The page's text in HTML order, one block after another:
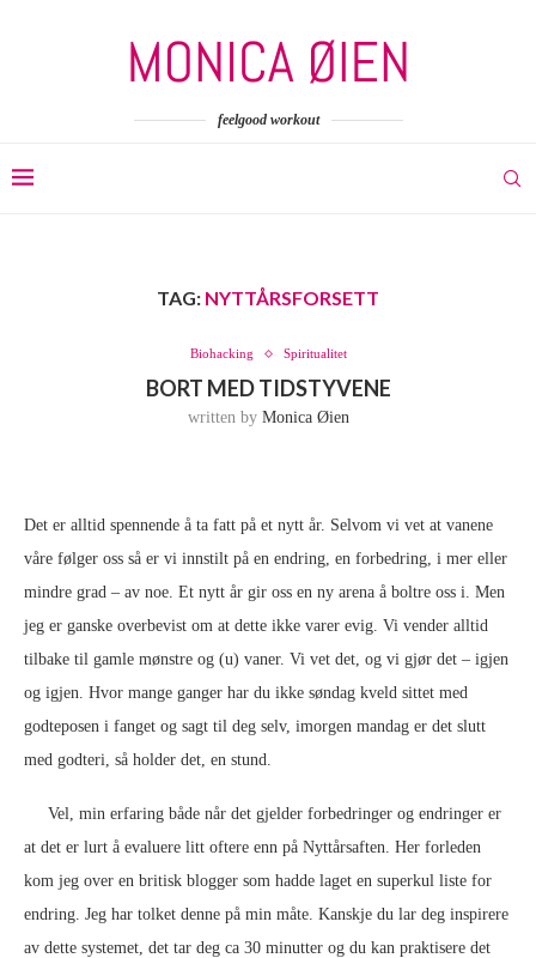
feelgood workout
TAG: NYTTÅRSFORSETT
Biohacking Spiritualitet
BORT MED TIDSTYVENE
written by Monica Øien
Det er alltid spennende å ta fatt på et nytt år. Selvom vi vet at vanene
våre følger oss så er vi innstilt på en endring, en forbedring, i mer eller
mindre grad – av noe. Et nytt år gir oss en ny arena å boltre oss i. Men
jeg er ganske overbevist om at dette ikke varer evig. Vi vender alltid
tilbake til gamle mønstre og (u) vaner. Vi vet det, og vi gjør det – igjen
og igjen. Hvor mange ganger har du ikke søndag kveld sittet med
godteposen i fanget og sagt til deg selv, imorgen mandag er det slutt
med godteri, så holder det, en stund.
Vel, min erfaring både når det gjelder forbedringer og endringer er
at det er lurt å evaluere litt oftere enn på Nyttårsaften. Her forleden
kom jeg over en britisk blogger som hadde laget en superkul liste for
endring. Jeg har tolket denne på min måte. Kanskje du lar deg inspirere
av dette systemet, det tar deg ca 30 minutter og du kan praktisere det